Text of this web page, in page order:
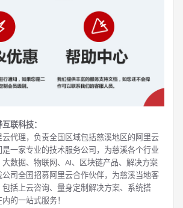
联科技：
代理，负责全国区域包括慈溪地区的阿里云
一家专业的技术服务公司，为慈溪各个行业
数据、物联网、AI、区块链产品、解决方案
司全国招募阿里云合作伙伴，为慈溪当地客
括上云咨询、量身定制解决方案、系统搭
的一站式服务！